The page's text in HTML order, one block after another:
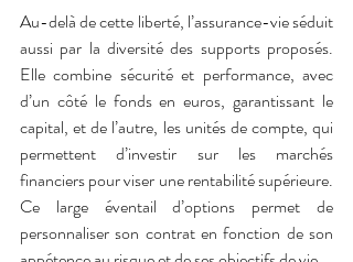
Au-delà de cette liberté, l’assurance-vie séduit
aussi par la diversité des supports proposés.
Elle combine sécurité et performance, avec
d’un côté le fonds en euros, garantissant le
capital, et de l’autre, les unités de compte, qui
permettent d’investir sur les marchés
financiers pour viser une rentabilité supérieure.
Ce large éventail d’options permet de
personnaliser son contrat en fonction de son